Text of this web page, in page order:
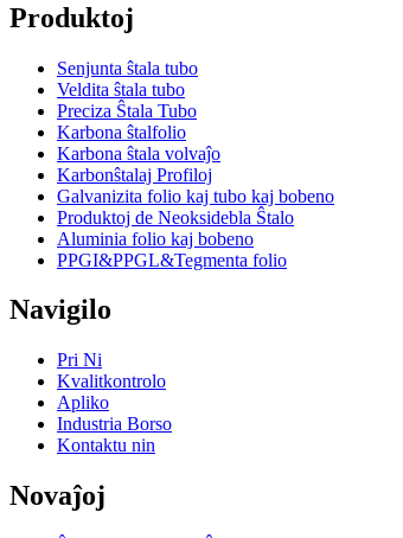
Produktoj
Senjunta ŝtala tubo
Veldita ŝtala tubo
Preciza Ŝtala Tubo
Karbona ŝtalfolio
Karbona ŝtala volvaĵo
Karbonŝtalaj Profiloj
Galvanizita folio kaj tubo kaj bobeno
Produktoj de Neoksidebla Ŝtalo
Aluminia folio kaj bobeno
PPGI&PPGL&Tegmenta folio
Navigilo
Pri Ni
Kvalitkontrolo
Apliko
Industria Borso
Kontaktu nin
Novaĵoj